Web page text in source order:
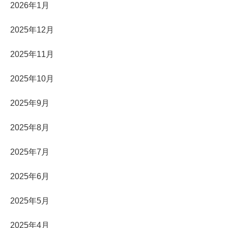
2026年1月
2025年12月
2025年11月
2025年10月
2025年9月
2025年8月
2025年7月
2025年6月
2025年5月
2025年4月